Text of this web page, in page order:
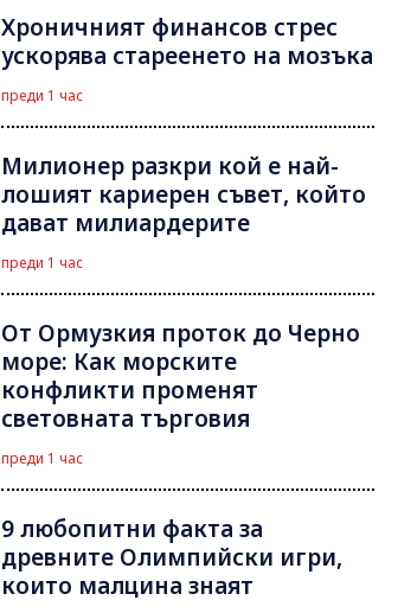
Хроничният финансов стрес
ускорява стареенето на мозъка
преди 1 час
Милионер разкри кой е най-
лошият кариерен съвет, който
дават милиардерите
преди 1 час
От Ормузкия проток до Черно
море: Как морските
конфликти променят
световната търговия
преди 1 час
9 любопитни факта за
древните Олимпийски игри,
които малцина знаят